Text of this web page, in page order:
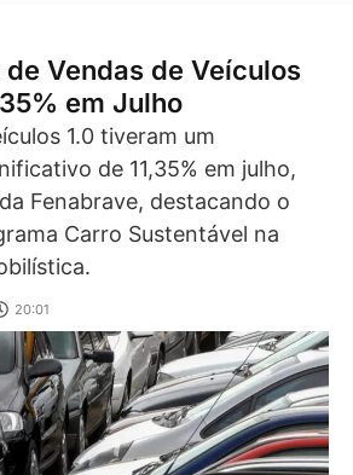
Vendas de Veículos
em Julho
1.0 tiveram um
de 11,35% em julho,
Fenabrave, destacando o
Carro Sustentável na
20:01